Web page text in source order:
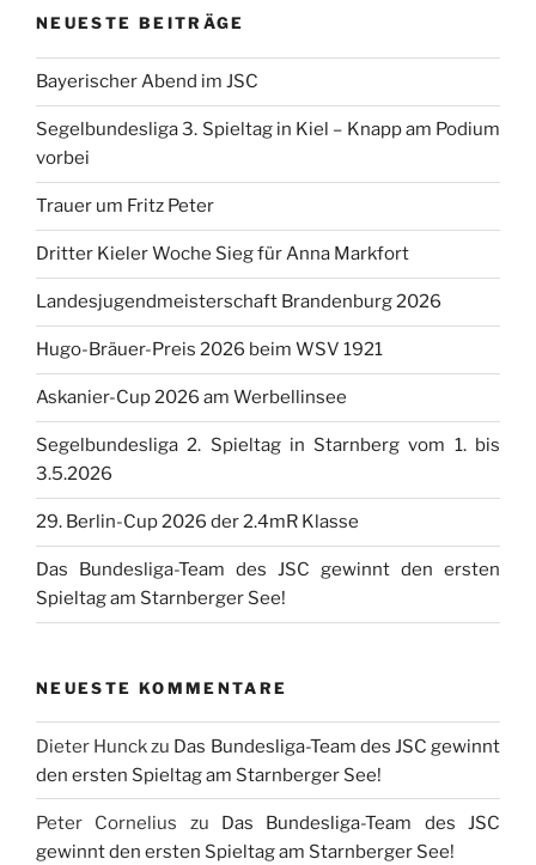
NEUESTE BEITRÄGE
Bayerischer Abend im JSC
Segelbundesliga 3. Spieltag in Kiel – Knapp am Podium
vorbei
Trauer um Fritz Peter
Dritter Kieler Woche Sieg für Anna Markfort
Landesjugendmeisterschaft Brandenburg 2026
Hugo-Bräuer-Preis 2026 beim WSV 1921
Askanier-Cup 2026 am Werbellinsee
Segelbundesliga 2. Spieltag in Starnberg vom 1. bis
3.5.2026
29. Berlin-Cup 2026 der 2.4mR Klasse
Das Bundesliga-Team des JSC gewinnt den ersten
Spieltag am Starnberger See!
NEUESTE KOMMENTARE
Dieter Hunckzu Das Bundesliga-Team des JSC gewinnt
den ersten Spieltag am Starnberger See!
Peter Cornelius zu Das Bundesliga-Team des JSC
gewinnt den ersten Spieltag am Starnberger See!